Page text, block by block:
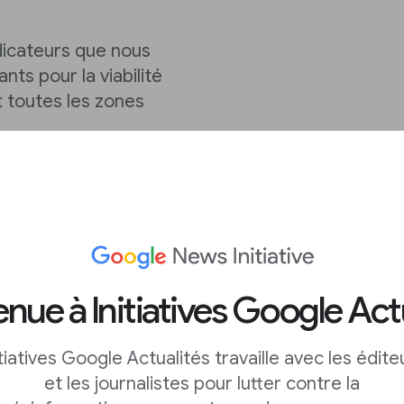
à Initiatives Google
Google Actualités travaille avec les
et les journalistes pour lutter contre la
que nous
pour la viabilité
toutes les zones
efficace
efficacement